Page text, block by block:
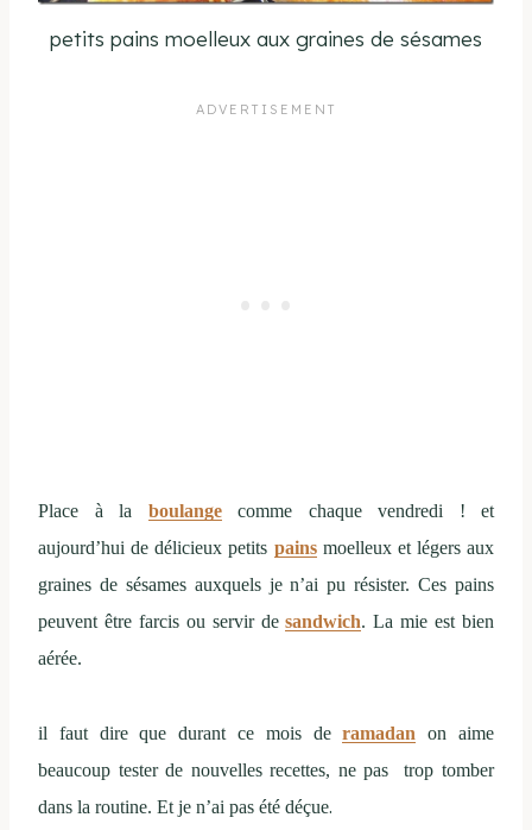
petits pains moelleux aux graines de sésames
Place à la boulangecomme chaque vendredi ! et
aujourd’hui de délicieux petits painsmoelleux et légers aux
graines de sésames auxquels je n’ai pu résister. Ces pains
peuvent être farcis ou servir desandwich. La mie est bien
aérée.
il faut dire que durant ce mois deramadan on aime
beaucoup tester de nouvelles recettes, ne pas trop tomber
dans la routine. Et je n’ai pas été déçue.